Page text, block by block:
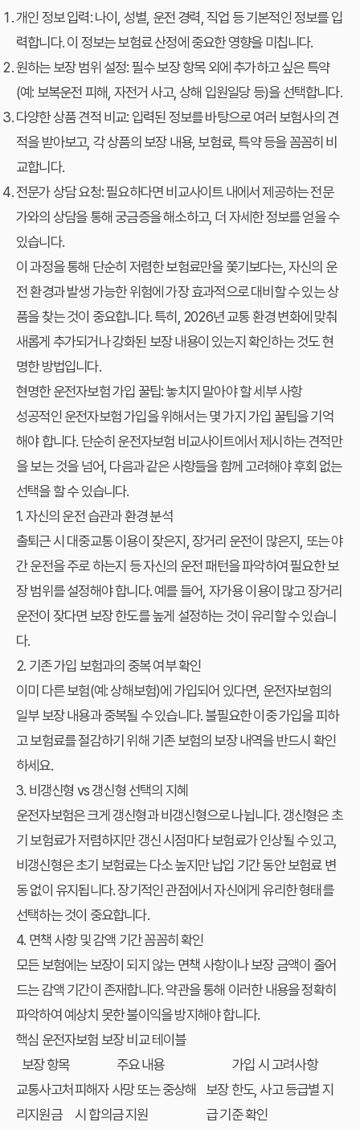
개인 정보 입력:나이, 성별, 운전 경력, 직업 등 기본적인 정보를 입
력합니다. 이 정보는 보험료 산정에 중요한 영향을 미칩니다.
원하는 보장 범위 설정:필수 보장 항목 외에 추가하고 싶은 특약
(예: 보복운전 피해, 자전거 사고, 상해 입원일당 등)을 선택합니다.
다양한 상품 견적 비교: 입력된 정보를 바탕으로 여러 보험사의 견
적을 받아보고, 각 상품의 보장 내용, 보험료, 특약 등을 꼼꼼히 비
교합니다.
전문가 상담 요청:필요하다면 비교사이트 내에서 제공하는 전문
가와의 상담을 통해 궁금증을 해소하고, 더 자세한 정보를 얻을 수
있습니다.
이 과정을 통해 단순히 저렴한 보험료만을 쫓기보다는, 자신의 운
전 환경과 발생 가능한 위험에 가장 효과적으로 대비할 수 있는 상
품을 찾는 것이 중요합니다. 특히, 2026년 교통 환경 변화에 맞춰
새롭게 추가되거나 강화된 보장 내용이 있는지 확인하는 것도 현
명한 방법입니다.
현명한 운전자보험 가입 꿀팁: 놓치지 말아야 할 세부 사항
성공적인 운전자보험 가입을 위해서는 몇 가지 가입 꿀팁을 기억
해야 합니다. 단순히 운전자보험 비교사이트에서 제시하는 견적만
을 보는 것을 넘어, 다음과 같은 사항들을 함께 고려해야 후회 없는
선택을 할 수 있습니다.
1. 자신의 운전 습관과 환경 분석
출퇴근 시 대중교통 이용이 잦은지, 장거리 운전이 많은지, 또는 야
간 운전을 주로 하는지 등 자신의 운전 패턴을 파악하여 필요한 보
장 범위를 설정해야 합니다. 예를 들어, 자가용 이용이 많고 장거리
운전이 잦다면 보장 한도를 높게 설정하는 것이 유리할 수 있습니
다.
2. 기존 가입 보험과의 중복 여부 확인
이미 다른 보험(예: 상해보험)에 가입되어 있다면, 운전자보험의
일부 보장 내용과 중복될 수 있습니다. 불필요한 이중 가입을 피하
고 보험료를 절감하기 위해 기존 보험의 보장 내역을 반드시 확인
하세요.
3. 비갱신형 vs 갱신형 선택의 지혜
운전자보험은 크게 갱신형과 비갱신형으로 나뉩니다. 갱신형은 초
기 보험료가 저렴하지만 갱신 시점마다 보험료가 인상될 수 있고,
비갱신형은 초기 보험료는 다소 높지만 납입 기간 동안 보험료 변
동 없이 유지됩니다. 장기적인 관점에서 자신에게 유리한 형태를
선택하는 것이 중요합니다.
4. 면책 사항 및 감액 기간 꼼꼼히 확인
모든 보험에는 보장이 되지 않는 면책 사항이나 보장 금액이 줄어
드는 감액 기간이 존재합니다. 약관을 통해 이러한 내용을 정확히
파악하여 예상치 못한 불이익을 방지해야 합니다.
핵심 운전자보험 보장 비교 테이블
보장 항목
주요 내용
가입 시 고려사항
교통사고처
리지원금
피해자 사망 또는 중상해
시 합의금 지원
보장 한도, 사고 등급별 지
급 기준 확인